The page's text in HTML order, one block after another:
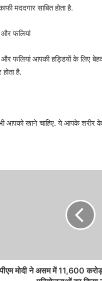
मददगार साबित होता है.
और फलियां
और फलियां आपकी हड्डियों के लिए
है.
आपको खाने चाहिए. ये आपके शरीर के
मोदी ने असम में 11,600